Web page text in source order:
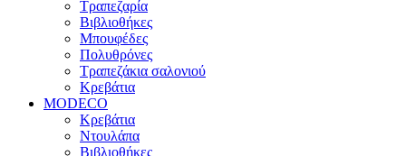
Τραπεζαρία
Βιβλιοθήκες
Μπουφέδες
Πολυθρόνες
Τραπεζάκια σαλονιού
Κρεβάτια
MODECO
Κρεβάτια
Ντουλάπα
Βιβλιοθήκες